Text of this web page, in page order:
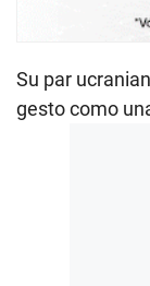
Su par
gesto como